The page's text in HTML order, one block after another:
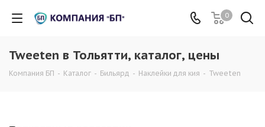
0
Tweeten в Тольятти, каталог, цены
Компания БП - Каталог - Бильярд - Наклейки для кия - Tweeten